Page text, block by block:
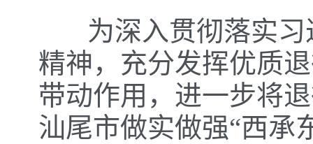
为深入贯彻落实习
精神，充分发挥优质
带动作用，进一步将
汕尾市做实做强“西承